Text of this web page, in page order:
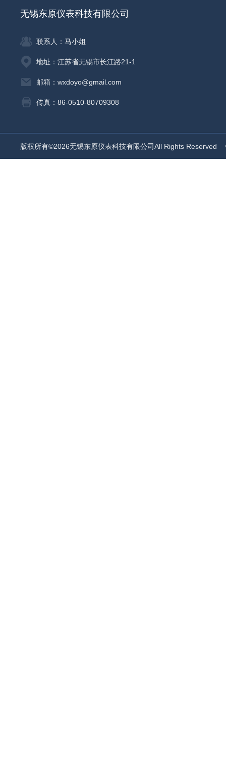
无锡东原仪表科技有限公司
联系人：马小姐
地址：江苏省无锡市长江路21-1
邮箱：wxdoyo@gmail.com
传真：86-0510-80709308
版权所有©2026无锡东原仪表科技有限公司All Rights Reserved